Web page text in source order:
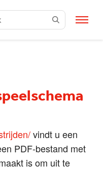
vindt u een
PDF-bestand met
is om uit te